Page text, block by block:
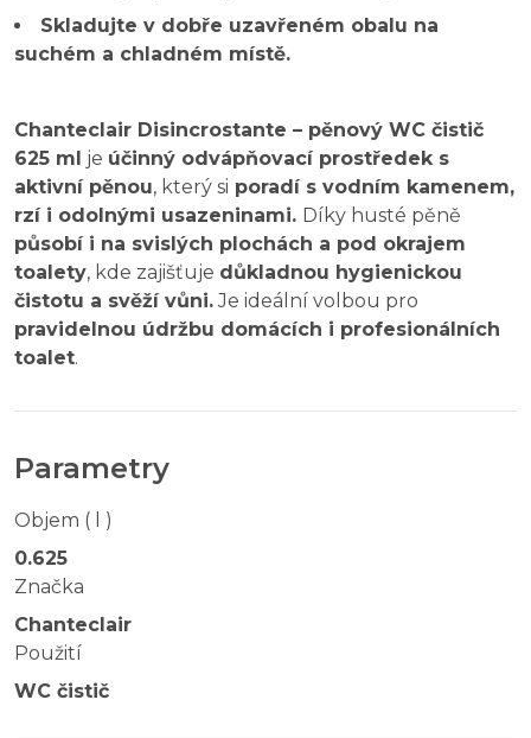
Skladujte v dobře uzavřeném obalu na
suchém a chladném místě.
Chanteclair Disincrostante – pěnový WC čistič
625 ml je účinný odvápňovací prostředek s
aktivní pěnou, který si poradí s vodním kamenem,
rzí i odolnými usazeninami. Díky husté pěně
působí i na svislých plochách a pod okrajem
toalety, kde zajišťuje důkladnou hygienickou
čistotu a svěží vůni.Je ideální volbou pro
pravidelnou údržbu domácích i profesionálních
toalet.
Parametry
Objem ( l )
0.625
Značka
Chanteclair
Použití
WC čistič